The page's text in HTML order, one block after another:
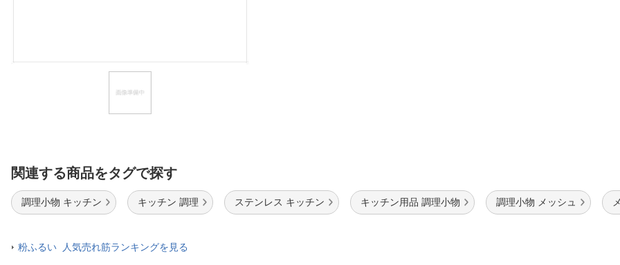
関連する商品をタグで探す
調理小物 キッチン キッチン 調理 ステンレス キッチン キッチン用品 調理小物 調理小物 メッシュ
粉ふるい 人気売れ筋ランキングを見る